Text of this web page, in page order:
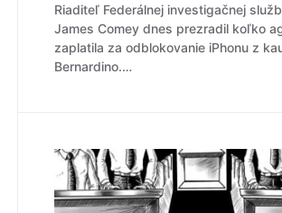
Riaditeľ Federálnej investigačnej
James Comey dnes prezradil koľko
zaplatila za odblokovanie iPhonu z
Bernardino.…